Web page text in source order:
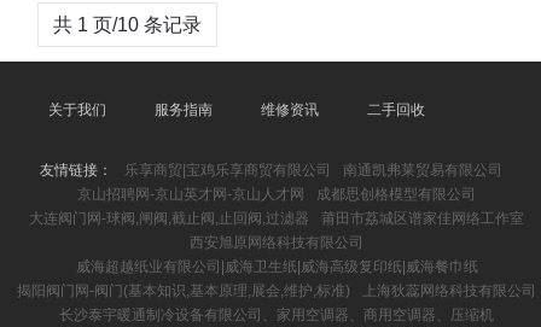
共 1 页/10 条记录
关于我们 服务指南 维修资讯 二手回收
友情链接： 乐享商贸|宝鸡乐享商贸有限公司
南通凯弗莱贸易有限公司
京山招聘网-京山英才网-京山人才网
成都思创格模型有限公司
大连阀门网-球阀,闸阀,截止阀,止回阀,过滤器
莆田市荔城区谱家佳网络工作室
西安旭原网络科技有限公司
威海超越纸业有限公司|威海卫生纸|威海高级复印纸|威海餐巾纸
揭阳阀门网-阀门(基本知识,基本原理,展会,维护,标准)
上海狄蕊网络科技有限公司
长沙泰宇暖通制冷设备有限公司、家用空调器、商用空调器、压缩机